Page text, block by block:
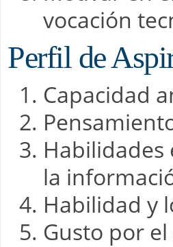
vocación
Perfil de
Capacidad
Habilidades
la
Habilidad y
Gusto por